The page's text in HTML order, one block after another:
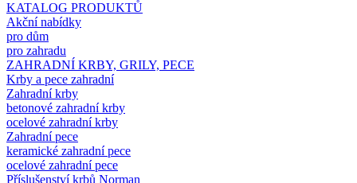
KATALOG PRODUKTŮ
Akční nabídky
pro dům
pro zahradu
ZAHRADNÍ KRBY, GRILY, PECE
Krby a pece zahradní
Zahradní krby
betonové zahradní krby
ocelové zahradní krby
Zahradní pece
keramické zahradní pece
ocelové zahradní pece
Příslušenství krbů Norman